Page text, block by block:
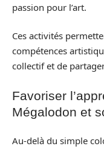
passion pour l’art.
Ces activités
compétences
collectif et de
Favoriser
Mégalodon et
Au-delà du simple